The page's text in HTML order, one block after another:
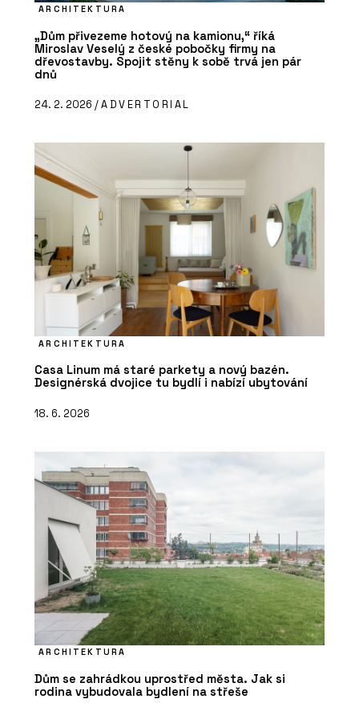
ARCHITEKTURA
„Dům přivezeme hotový na kamionu,“ říká
Miroslav Veselý z české pobočky firmy na
dřevostavby. Spojit stěny k sobě trvá jen pár
dnů
24. 2. 2026 /ADVERTORIAL
ARCHITEKTURA
Casa Linum má staré parkety a nový bazén.
Designérská dvojice tu bydlí i nabízí ubytování
18. 6. 2026
ARCHITEKTURA
Dům se zahrádkou uprostřed města. Jak si
rodina vybudovala bydlení na střeše